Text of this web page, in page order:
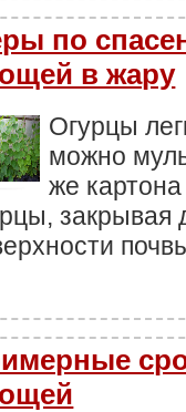
по
в жару
Огурцы
можно
же
закрывая